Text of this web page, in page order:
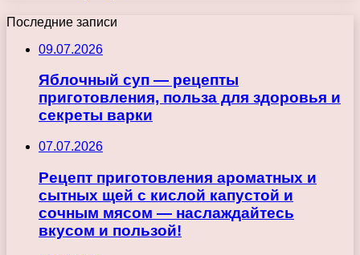
Последние записи
09.07.2026
Яблочный суп — рецепты
приготовления, польза для здоровья и
секреты варки
07.07.2026
Рецепт приготовления ароматных и
сытных щей с кислой капустой и
сочным мясом — наслаждайтесь
вкусом и пользой!